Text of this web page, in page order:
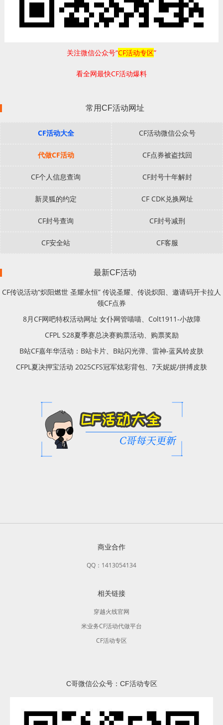
关注微信公众号“CF活动专区”
看全网最快CF活动爆料
常用CF活动网址
CF活动大全 CF活动微信公众号
代做CF活动 CF点券被盗找回
CF个人信息查询 CF封号十年解封
新灵狐的约定 CF CDK兑换网址
CF封号查询 CF封号减刑
CF安全站 CF客服
最新CF活动
CF传说活动“炽阳燃世 圣耀永恒” 传说圣耀、传说炽阳、邀请码开卡拉人
领CF点券
8月CF网吧特权活动网址 女仆网管喵喵、Colt1911-小故障
CFPL S28夏季赛总决赛购票活动、购票奖励
B站CF嘉年华活动：B站卡片、B站闪光弹、雷神-蓝风铃皮肤
CFPL夏决押宝活动 2025CFS冠军炫彩背包、7天妮妮/拼搏皮肤
商业合作
QQ：1413054134
相关链接
穿越火线官网
米业务CF活动代做平台
CF活动专区
C哥微信公众号：CF活动专区